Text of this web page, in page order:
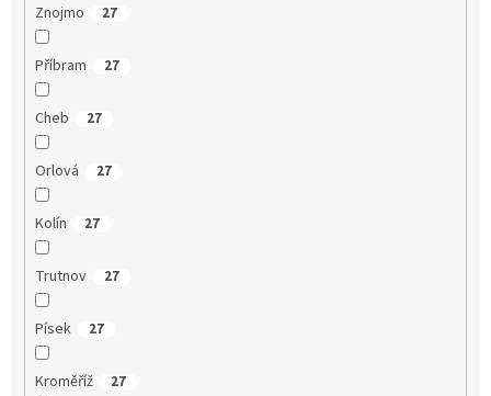
Znojmo 27
Příbram 27
Cheb 27
Orlová 27
Kolín 27
Trutnov 27
Písek 27
Kroměříž 27